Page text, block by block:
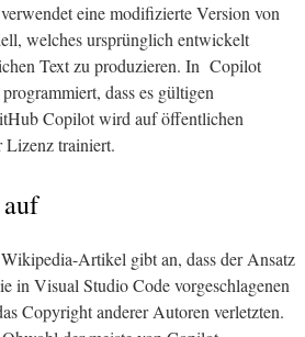
eine modifizierte Version von
welches ursprünglich entwickelt
Text zu produzieren. In Copilot
dass es gültigen
Copilot wird auf öffentlichen
Lizenz trainiert.
Artikel gibt an, dass der Ansatz
in Visual Studio Code vorgeschlagenen
Copyright anderer Autoren verletzten.